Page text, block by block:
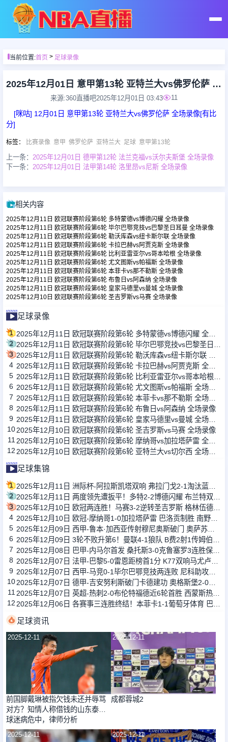
首页
足球直播
篮球直播
足球录像
篮球录像
篮球集锦
足球新闻
篮球新闻
当前位置:首页> 足球录像
2025年12月01日 意甲第13轮 亚特兰大vs佛罗伦萨 全场录像
来源:360直播吧2025年12月01日 03:43 11
[咪咕] 12月01日 意甲第13轮 亚特兰大vs佛罗伦萨 全场录像[有比
分]
标签： 比赛录像 意甲 佛罗伦萨 亚特兰大 足球 意甲第13轮
上一条： 2025年12月01日 德甲第12轮 法兰克福vs沃尔夫斯堡 全场录像
下一条： 2025年12月01日 法甲第14轮 洛里昂vs尼斯 全场录像
相关内容
2025年12月11日 欧冠联赛阶段第6轮 多特蒙德vs博德闪耀 全场录像
2025年12月11日 欧冠联赛阶段第6轮 毕尔巴鄂竞技vs巴黎圣日耳曼 全场录像
2025年12月11日 欧冠联赛阶段第6轮 勒沃库森vs纽卡斯尔联 全场录像
2025年12月11日 欧冠联赛阶段第6轮 卡拉巴赫vs阿贾克斯 全场录像
2025年12月11日 欧冠联赛阶段第6轮 比利亚雷亚尔vs哥本哈根 全场录像
2025年12月11日 欧冠联赛阶段第6轮 尤文图斯vs帕福斯 全场录像
2025年12月11日 欧冠联赛阶段第6轮 本菲卡vs那不勒斯 全场录像
2025年12月11日 欧冠联赛阶段第6轮 布鲁日vs阿森纳 全场录像
2025年12月11日 欧冠联赛阶段第6轮 皇家马德里vs曼城 全场录像
2025年12月10日 欧冠联赛阶段第6轮 圣吉罗斯vs马赛 全场录像
足球录像
1
2
3
4
5
6
7
8 2025年12月11日 欧冠联赛阶段第6轮 布鲁日vs阿森纳 全场录像
9
102025年12月10日 欧冠联赛阶段第6轮 圣吉罗斯vs马赛 全场录像
11
12
足球集锦
1
2
3
4
5
6
7
8
9
10
11
12
足球资讯
2025-12-11
前国脚戴琳被指欠钱未还并辱骂
对方？知情人称借钱的山东泰山
球迷病危中，律师分析
2025-12-11
成都蓉城2
2025-12-11 2025-12-11